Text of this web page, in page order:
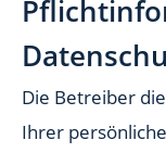
Die Betreiber
Ihrer